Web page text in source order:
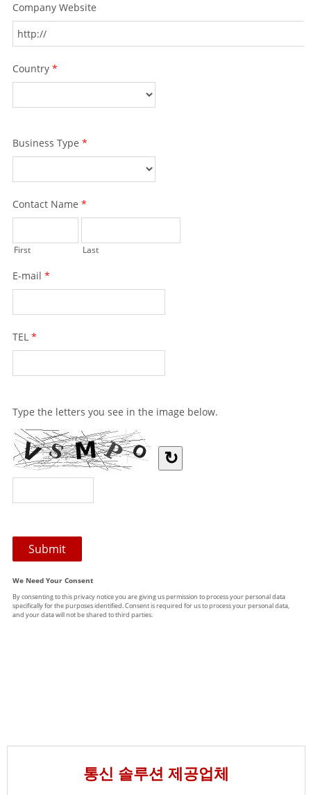
통신 솔루션 제공업체